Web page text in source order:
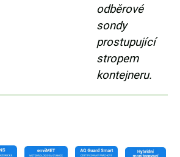
odběrové
sondy
prostupující
stropem
kontejneru.